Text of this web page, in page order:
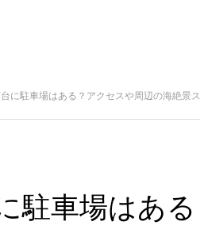
に駐車場はある？アクセスや周辺の海絶景
駐車場はあ